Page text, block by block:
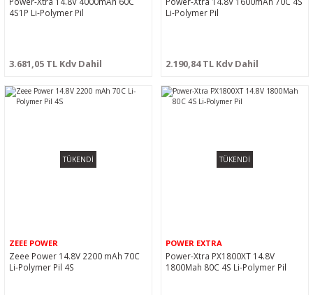
4S1P Li-Polymer Pil
3.681,05 TL Kdv Dahil
Li-Polymer Pil
2.190,84 TL Kdv Dahil
TÜKENDİ
ZEEE POWER
Zeee Power 14.8V 2200 mAh 70C
Li-Polymer Pil 4S
TÜKENDİ
POWER EXTRA
Power-Xtra PX1800XT 14.8V
1800Mah 80C 4S Li-Polymer Pil